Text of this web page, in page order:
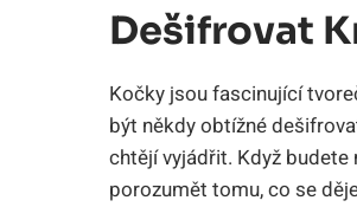
Dešifrovat
Kočky jsou fascinující
být někdy obtížné
chtějí vyjádřit. Když
porozumět tomu, co se